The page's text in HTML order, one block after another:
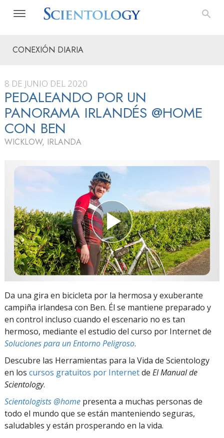
CONEXIÓN DIARIA
8 DE JUNIO DEL 2020
PEDALEANDO POR UN
PANORAMA IRLANDÉS @HOME
CON BEN
WICKLOW, IRLANDA
Da una gira en bicicleta por la hermosa y exuberante
campiña irlandesa con Ben. Él se mantiene preparado y
en control incluso cuando el escenario no es tan
hermoso, mediante el estudio del curso por Internet de
Soluciones para un Entorno Peligroso.
Descubre las Herramientas para la Vida de Scientology
en los cursos gratuitos por Internetde El Manual de
Scientology.
Scientologists @home presenta a muchas personas de
todo el mundo que se están manteniendo seguras,
saludables y están prosperando en la vida.